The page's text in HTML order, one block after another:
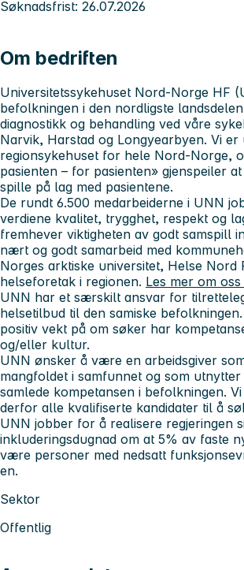
Søknadsfrist: 26.07.2026
Om bedriften
Universitetssykehuset Nord-Norge HF
befolkningen i den nordligste
diagnostikk og behandling ved våre
Narvik, Harstad og Longyearbyen. Vi er
regionsykehuset for hele Nord-Norge,
pasienten – for pasienten» gjenspeiler
spille på lag med pasientene.
De rundt 6.500 medarbeiderne i UNN
verdiene kvalitet, trygghet, respekt og
fremhever viktigheten av godt samspill
nært og godt samarbeid med
Norges arktiske universitet, Helse Nord
helseforetak i regionen. Les mer om
UNN har et særskilt ansvar for
helsetilbud til den samiske
positiv vekt på om søker har
og/eller kultur.
UNN ønsker å være en arbeidsgiver
mangfoldet i samfunnet og som
samlede kompetansen i befolkningen.
derfor alle kvalifiserte kandidater til å
UNN jobber for å realisere regjeringen
inkluderingsdugnad om at 5% av faste
være personer med nedsatt
en.
Sektor
Offentlig